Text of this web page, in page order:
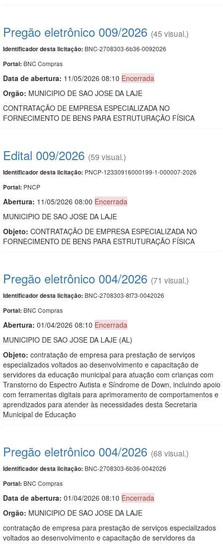
Pregão eletrônico 009/2026 (45 visual.)
Identificador desta licitação: BNC-2708303-6b36-0092026
Portal: BNC Compras
Data de abertura: 11/05/2026 08:10 Encerrada
Orgão: MUNICIPIO DE SAO JOSE DA LAJE
CONTRATAÇÃO DE EMPRESA ESPECIALIZADA NO
FORNECIMENTO DE BENS PARA ESTRUTURAÇÃO FÍSICA
Edital 009/2026 (59 visual.)
Identificador desta licitação: PNCP-12330916000199-1-000007-2026
Portal: PNCP
Abertura: 11/05/2026 08:00 Encerrada
MUNICIPIO DE SAO JOSE DA LAJE
Objeto: CONTRATAÇÃO DE EMPRESA ESPECIALIZADA NO
FORNECIMENTO DE BENS PARA ESTRUTURAÇÃO FÍSICA
Pregão eletrônico 004/2026 (71 visual.)
Identificador desta licitação: BNC-2708303-8f73-0042026
Portal: BNC Compras
Abertura: 01/04/2026 08:10 Encerrada
MUNICIPIO DE SAO JOSE DA LAJE (AL)
Objeto: contratação de empresa para prestação de serviços
especializados voltados ao desenvolvimento e capacitação de
servidores da educação municipal para atuação com crianças com
Transtorno do Espectro Autista e Síndrome de Down, incluindo apoio
com ferramentas digitais para aprimoramento de comportamentos e
aprendizados para atender às necessidades desta Secretaria
Municipal de Educação
Pregão eletrônico 004/2026 (68 visual.)
Identificador desta licitação: BNC-2708303-6b36-0042026
Portal: BNC Compras
Data de abertura: 01/04/2026 08:10 Encerrada
Orgão: MUNICIPIO DE SAO JOSE DA LAJE
contratação de empresa para prestação de serviços especializados
voltados ao desenvolvimento e capacitação de servidores da